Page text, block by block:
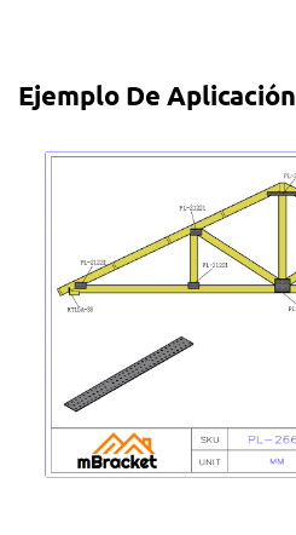
Ejemplo De Aplicación